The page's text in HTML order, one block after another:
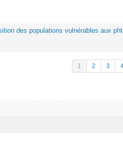
des populations vulnérables aux
1 2 3